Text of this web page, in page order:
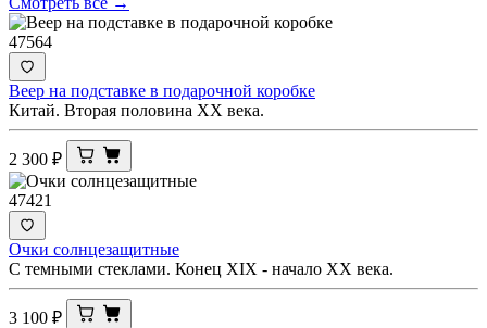
47564
Веер на подставке в подарочной коробке
Китай. Вторая половина ХХ века.
2 300 ₽
47421
Очки солнцезащитные
С темными стеклами. Конец XIX - начало ХХ века.
3 100 ₽